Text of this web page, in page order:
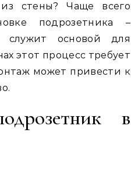
стены? Чаще всего
подрозетника –
служит основой для
этот процесс требует
может привести к
в